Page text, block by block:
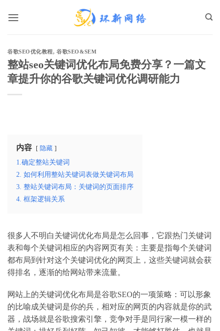
谷歌SEO优化教程,谷歌SEO&SEM
整站seo关键词优化布局免费分享？一篇文
章提升你的谷歌关键词优化调研能力
内容 隐藏
1.确定整站关键词
2. 如何利用整站关键词表做关键词布局
3. 整站关键词布局：关键词的页面排序
4. 框架逻辑关系
很多人不明白关键词优化布局是怎么回事，它跟热门关键词
表和每个关键词相应的内容网页有关：主要是指每个关键词
都布局到针对这个关键词优化的网页上，这些关键词就会获
得排名，逐渐的给网站带来流量。
网站上的关键词优化布局是谷歌SEO的一项策略：可以形象
的比喻成关键词是你的兵，相对应的网页的内容就是你的武
器，战场就是谷歌搜索引擎，竞争对手是同行家一模一样的